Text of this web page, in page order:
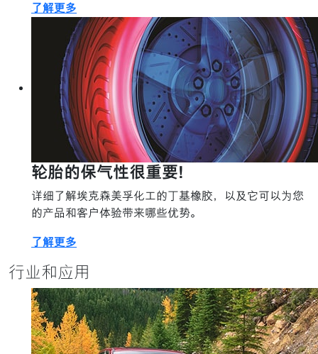
了解更多
轮胎的保气性很重要！
详细了解埃克森美孚化工的丁基橡胶，以及它可以为您
的产品和客户体验带来哪些优势。
了解更多
行业和应用